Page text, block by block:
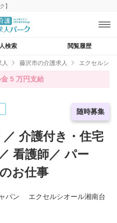
】
検索 閲覧履歴
人 藤沢市の介護求人 エクセルシ
5 万円支給
急募求人
随時募集
／ 介護付き・住宅
看護師／ パー
お仕事
パン エクセルシオール湘南台